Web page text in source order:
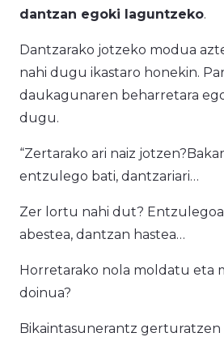
dantzan egoki laguntzeko.
Dantzarako jotzeko modua
nahi dugu ikastaro honekin.
daukagunaren beharretara
dugu.
“Zertarako ari naiz
entzulego bati, dantzariari…
Zer lortu nahi dut?
abestea, dantzan hastea…
Horretarako nola moldatu eta
doinua?
Bikaintasunerantz gerturatzen